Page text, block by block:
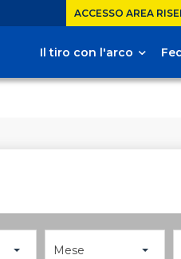
ACCESSO AREA
Il tiro con l'arco
Mese